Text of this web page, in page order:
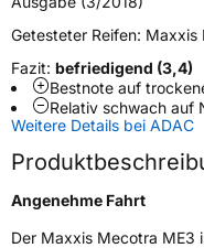
SchlauchtypTL
Zustand Neureifen
EU Label
EffizienzC
Getesteter Reifen: Maxxis
Fazit: befriedigend (3,4)
Bestnote auf
Relativ schwach auf
Weitere Details bei ADAC
Angenehme Fahrt
Der Maxxis Mecotra ME3